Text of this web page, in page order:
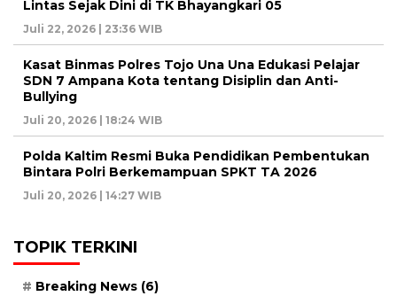
Lintas Sejak Dini di TK Bhayangkari 05
Juli 22, 2026 | 23:36 WIB
Kasat Binmas Polres Tojo Una Una Edukasi Pelajar
SDN 7 Ampana Kota tentang Disiplin dan Anti-
Bullying
Juli 20, 2026 | 18:24 WIB
Polda Kaltim Resmi Buka Pendidikan Pembentukan
Bintara Polri Berkemampuan SPKT TA 2026
Juli 20, 2026 | 14:27 WIB
TOPIK TERKINI
Breaking News (6)